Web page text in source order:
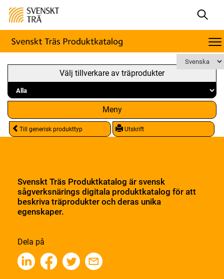
Välj tillverkare av träprodukter
Meny
Till generisk produkttyp Utskrift
Svenskt Träs Produktkatalog är svensk
sågverksnärings digitala produktkatalog för att
beskriva träprodukter och deras unika
egenskaper.
Dela på